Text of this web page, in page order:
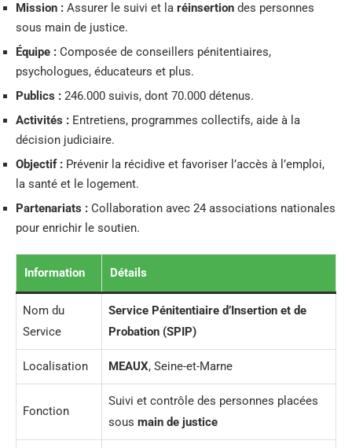
Mission : Assurer le suivi et la réinsertion des personnes
sous main de justice.
Équipe : Composée de conseillers pénitentiaires,
psychologues, éducateurs et plus.
Publics : 246.000 suivis, dont 70.000 détenus.
Activités : Entretiens, programmes collectifs, aide à la
décision judiciaire.
Objectif : Prévenir la récidive et favoriser l’accès à l’emploi,
la santé et le logement.
Partenariats : Collaboration avec 24 associations nationales
pour enrichir le soutien.
Information Détails
Nom du
Service
Service Pénitentiaire d’Insertion et de
Probation (SPIP)
Localisation MEAUX, Seine-et-Marne
Fonction
Suivi et contrôle des personnes placées
sous main de justice